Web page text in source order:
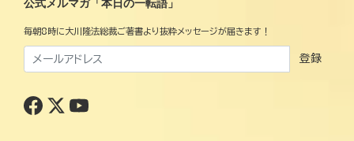
公式メルマガ「本日の一転語」
毎朝8時に大川隆法総裁ご著書より抜粋メッセージが届きます！
登録